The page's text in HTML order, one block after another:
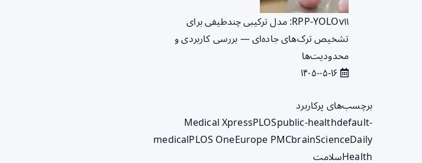
RPP‑YOLOv۱۱: مدل ترکیبی چندطیفی برای
تشخیص ترک‌های جاده‌ای — بررسی کاربردی و
محدودیت‌ها
برچسب‌های پرکاربرد
Medical XpressPLOSpublic-healthdefault-
medicalPLOS OneEurope PMCbrainScienceDaily
Healthسلامت